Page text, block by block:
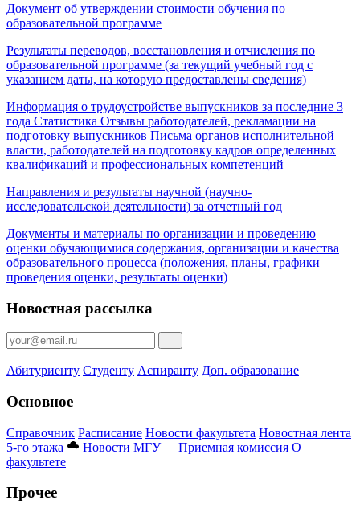
Документ об утверждении стоимости обучения по
образовательной программе
Результаты переводов, восстановления и отчисления по
образовательной программе (за текущий учебный год с
указанием даты, на которую предоставлены сведения)
Информация о трудоустройстве выпускников за последние 3
года Статистика Отзывы работодателей, рекламации на
подготовку выпускников Письма органов исполнительной
власти, работодателей на подготовку кадров определенных
квалификаций и профессиональных компетенций
Направления и результаты научной (научно-
исследовательской деятельности) за отчетный год
Документы и материалы по организации и проведению
оценки обучающимися содержания, организации и качества
образовательного процесса (положения, планы, графики
проведения оценки, результаты оценки)
Новостная рассылка
Абитуриенту Студенту Аспиранту Доп. образование
Основное
Справочник Расписание Новости факультета Новостная лента
5-го этажа
Новости МГУ Приемная комиссия О
факультете
Прочее